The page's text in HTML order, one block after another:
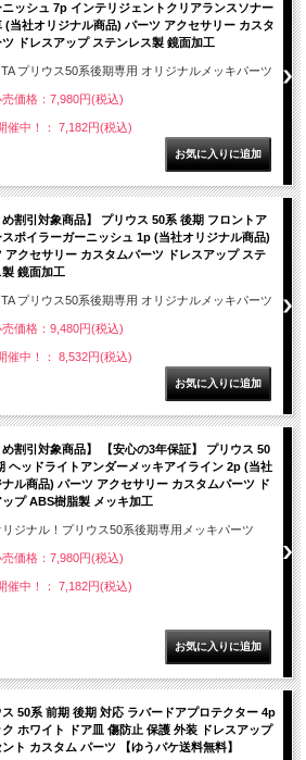
ニッシュ 7p インテリジェントクリアランスソナー
(当社オリジナル商品) パーツ アクセサリー カスタ
ツ ドレスアップ ステンレス製 鏡面加工
プリウス50系後期専用 オリジナルメッキパーツ
価格：7,980円(税込)
催中！： 7,182円(税込)
め割引対象商品】 プリウス 50系 後期 フロントア
スポイラーガーニッシュ 1p (当社オリジナル商品)
アクセサリー カスタムパーツ ドレスアップ ステ
製 鏡面加工
プリウス50系後期専用 オリジナルメッキパーツ
価格：9,480円(税込)
催中！： 8,532円(税込)
め割引対象商品】 【安心の3年保証】 プリウス 50
ヘッドライトアンダーメッキアイライン 2p (当社
ナル商品) パーツ アクセサリー カスタムパーツ ド
ップ ABS樹脂製 メッキ加工
リジナル！プリウス50系後期専用メッキパーツ
価格：7,980円(税込)
催中！： 7,182円(税込)
ス 50系 前期 後期 対応 ラバードアプロテクター 4p
ク ホワイト ドア皿 傷防止 保護 外装 ドレスアップ
ト カスタム パーツ 【ゆうパケ送料無料】